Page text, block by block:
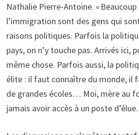
Nathalie Pierre-Antoine. «
l’immigration sont des gens qui
raisons politiques. Parfois la
pays, on n’y touche pas. Arrivés ici,
même chose. Parfois aussi, la
élite : il faut connaître du monde, il
de grandes écoles… Moi, mère au
jamais avoir accès à un poste d’élue.